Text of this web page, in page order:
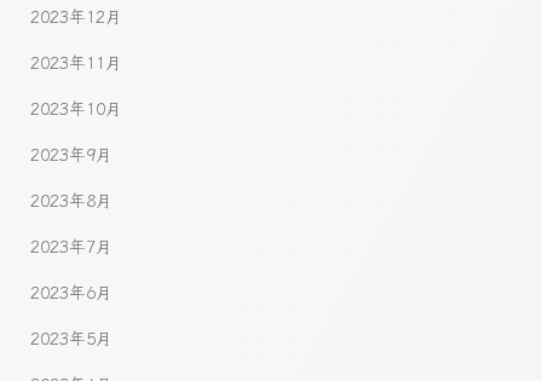
2023年12月
2023年11月
2023年10月
2023年9月
2023年8月
2023年7月
2023年6月
2023年5月